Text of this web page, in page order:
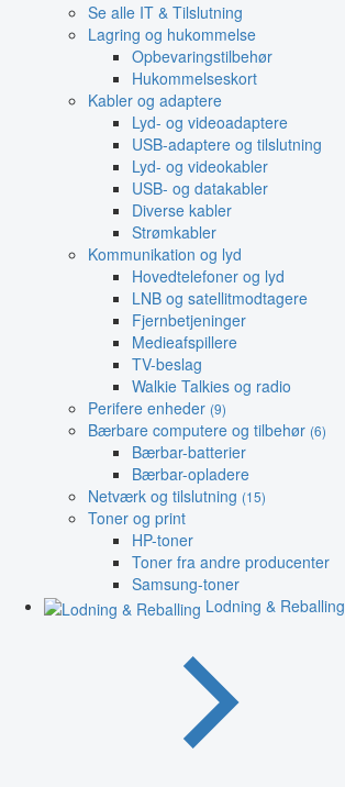
Se alle IT & Tilslutning
Lagring og hukommelse
Opbevaringstilbehør
Hukommelseskort
Kabler og adaptere
Lyd- og videoadaptere
USB-adaptere og tilslutning
Lyd- og videokabler
USB- og datakabler
Diverse kabler
Strømkabler
Kommunikation og lyd
Hovedtelefoner og lyd
LNB og satellitmodtagere
Fjernbetjeninger
Medieafspillere
TV-beslag
Walkie Talkies og radio
Perifere enheder (9)
Bærbare computere og tilbehør (6)
Bærbar-batterier
Bærbar-opladere
Netværk og tilslutning (15)
Toner og print
HP-toner
Toner fra andre producenter
Samsung-toner
Lodning & Reballing